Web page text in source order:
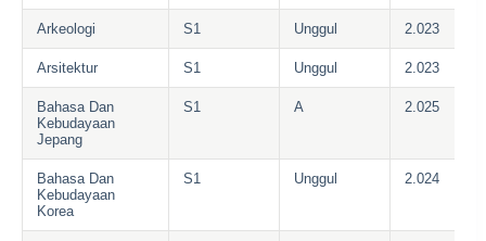
Arkeologi S1 Unggul 2.023
Arsitektur S1 Unggul 2.023
Bahasa Dan
Kebudayaan
Jepang
S1 A 2.025
Bahasa Dan
Kebudayaan
Korea
S1 Unggul 2.024